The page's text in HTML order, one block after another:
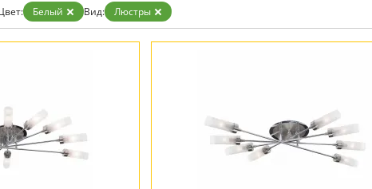
Белые
Бронза
Золото
Белый Вид: Люстры